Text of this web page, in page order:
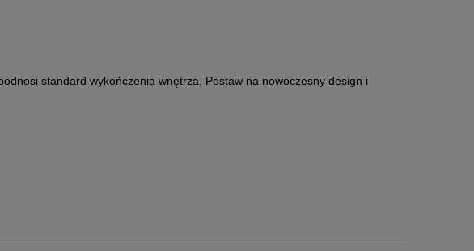
standard wykończenia wnętrza. Postaw na nowoczesny design i